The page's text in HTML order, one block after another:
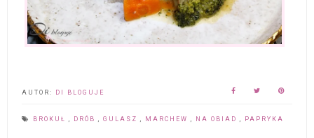
AUTOR: DI BLOGUJE
BROKUŁ DRÓB GULASZ MARCHEW NA OBIAD PAPRYKA